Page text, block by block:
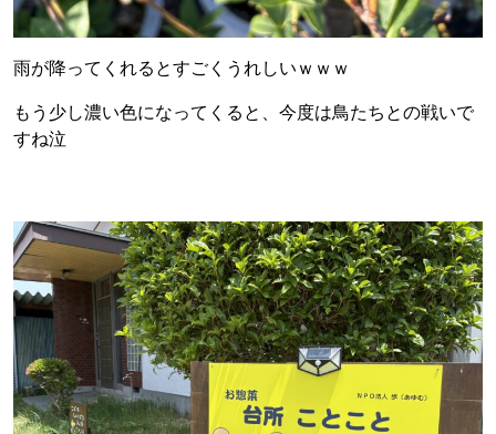
雨が降ってくれるとすごくうれしいｗｗｗ
もう少し濃い色になってくると、今度は鳥たちとの戦いで
すね泣